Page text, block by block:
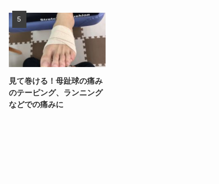
見て巻ける！母趾球の痛み
のテーピング、ランニング
などでの痛みに